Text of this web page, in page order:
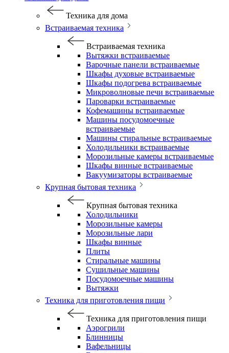
Техника для дома
Встраиваемая техника
Встраиваемая техника
Вытяжки встраиваемые
Варочные панели встраиваемые
Шкафы духовые встраиваемые
Шкафы подогрева встраиваемые
Микроволновые печи встраиваемые
Пароварки встраиваемые
Кофемашины встраиваемые
Машины посудомоечные
встраиваемые
Машины стиральные встраиваемые
Холодильники встраиваемые
Морозильные камеры встраиваемые
Шкафы винные встраиваемые
Вакуумизаторы встраиваемые
Крупная бытовая техника
Крупная бытовая техника
Холодильники
Морозильные камеры
Морозильные лари
Шкафы винные
Плиты
Стиральные машины
Сушильные машины
Посудомоечные машины
Вытяжки
Техника для приготовления пищи
Техника для приготовления пищи
Аэрогрили
Блинницы
Вафельницы